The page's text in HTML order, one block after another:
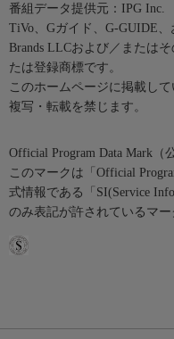
番組データ提供元：IPG Inc.
TiVo、Gガイド、G-GUIDE
Brands LLCおよび／または
たは登録商標です。
このホームページに掲載し
複写・転載を禁じます。
Official Program Data Mark（
このマークは「Official
式情報である「SI(Service
のみ表記が許されているマー